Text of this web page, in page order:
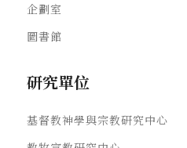
企劃室
圖書館
研究單位
基督教神學與宗教研究中心